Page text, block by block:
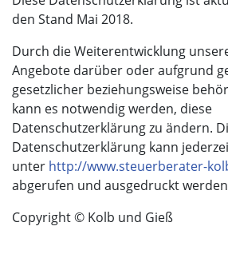
den Stand Mai 2018.
Durch die Weiterentwicklung
Angebote darüber oder aufgrund
gesetzlicher beziehungsweise
kann es notwendig werden, diese
Datenschutzerklärung zu ändern.
Datenschutzerklärung kann
unter http://www.steuerberater-
abgerufen und ausgedruckt
Copyright © Kolb und Gieß